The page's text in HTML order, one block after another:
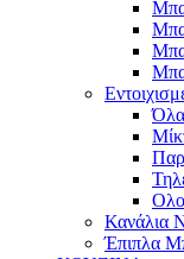
Όλα
Κανάλια
Έπιπλα